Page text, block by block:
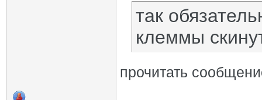
так
клеммы
прочитать